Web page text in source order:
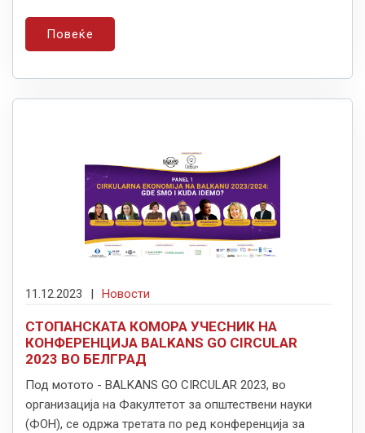
Повеќе
11.12.2023 | Новости
СТОПАНСКАТА КОМОРА УЧЕСНИК НА
КОНФЕРЕНЦИЈА BALKANS GO CIRCULAR
2023 ВО БЕЛГРАД
Под мотото - BALKANS GO CIRCULAR 2023, во
организација на Факултетот за општествени науки
(ФОН), се одржа третата по ред конференција за